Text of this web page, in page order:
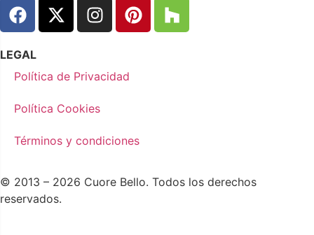
LEGAL
Política de Privacidad
Política Cookies
Términos y condiciones
© 2013 – 2026 Cuore Bello. Todos los derechos
reservados.